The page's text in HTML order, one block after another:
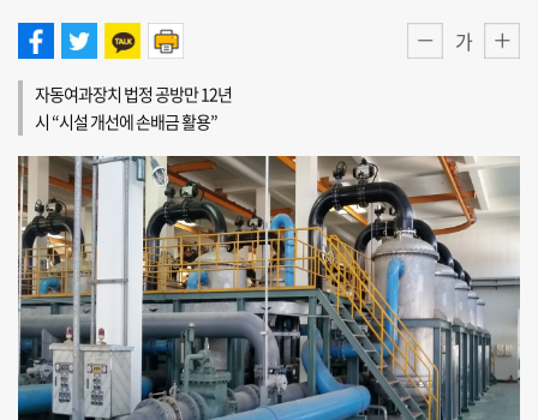
가
자동여과장치 법정 공방만 12년
시 “시설 개선에 손배금 활용”